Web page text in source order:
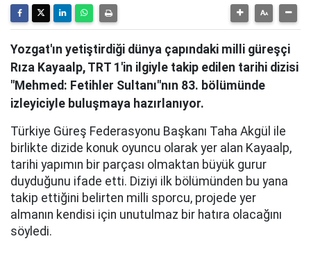
Yozgat'ın yetiştirdiği dünya çapındaki milli güreşçi
Rıza Kayaalp, TRT 1'in ilgiyle takip edilen tarihi dizisi
"Mehmed: Fetihler Sultanı"nın 83. bölümünde
izleyiciyle buluşmaya hazırlanıyor.
Türkiye Güreş Federasyonu Başkanı Taha Akgül ile
birlikte dizide konuk oyuncu olarak yer alan Kayaalp,
tarihi yapımın bir parçası olmaktan büyük gurur
duyduğunu ifade etti. Diziyi ilk bölümünden bu yana
takip ettiğini belirten milli sporcu, projede yer
almanın kendisi için unutulmaz bir hatıra olacağını
söyledi.